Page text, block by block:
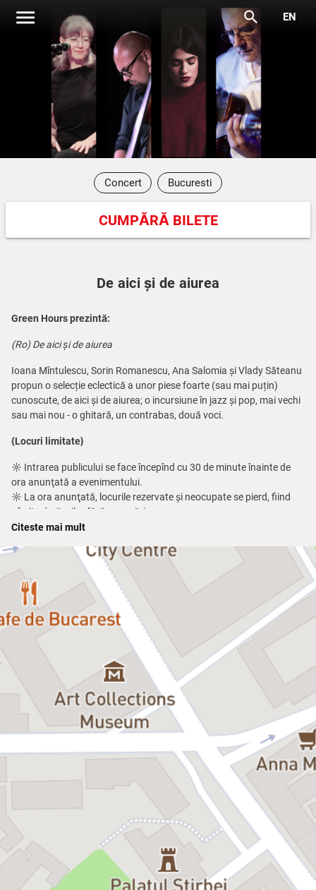
menu search EN
Concert Bucuresti
CUMPĂRĂ BILETE
De aici și de aiurea
Green Hours prezintă:
(Ro) De aici și de aiurea
Ioana Mîntulescu, Sorin Romanescu, Ana Salomia și Vlady Săteanu
propun o selecție eclectică a unor piese foarte (sau mai puțin)
cunoscute, de aici și de aiurea; o incursiune în jazz și pop, mai vechi
sau mai nou - o ghitară, un contrabas, două voci.
{Locuri limitate}
☼ Intrarea publicului se face începînd cu 30 de minute înainte de
ora anunţată a evenimentului.
☼ La ora anunţată, locurile rezervate și neocupate se pierd, fiind
oferite doritorilor fără rezervări.
☼ Evenimentele artistice încep efectiv la 15–30 de minute după ora
☼ Nu este permis accesul persoanelor aflate în stare de ebrietate
sau nepotrivite cu atmosfera culturală promovată de Green.
☼ Vă rugăm ca în timpul evenimentului să țineți telefoanele închise
și să păstrați liniștea, în semn de respect față de artiști și public.
(En) From Here and Elsewhere
Ioana Mîntulescu, Sorin Romanescu, Ana Salomia and Vlady
Săteanu present an eclectic selection of well-known (and lesser-
known) songs from here and elsewhere: a journey through older
and newer jazz and pop, carried by one guitar, one double bass and
two voices.
☼ Doors: 30 minutes before the event starts
☼ Please note: at the scheduled time, seats that have not been
claimed will be offered to those without reservations.
☼ The opening act will start their set somewhere between 15-30
minutes afterwards.
☼ Access is not allowed to individuals under the influence or to
anyone whose behaviour does not align with the cultural, artistic
and relaxed atmosphere we promote at Green Hours.
☼ During the event, please keep your phones turned off and
Citeste mai mult